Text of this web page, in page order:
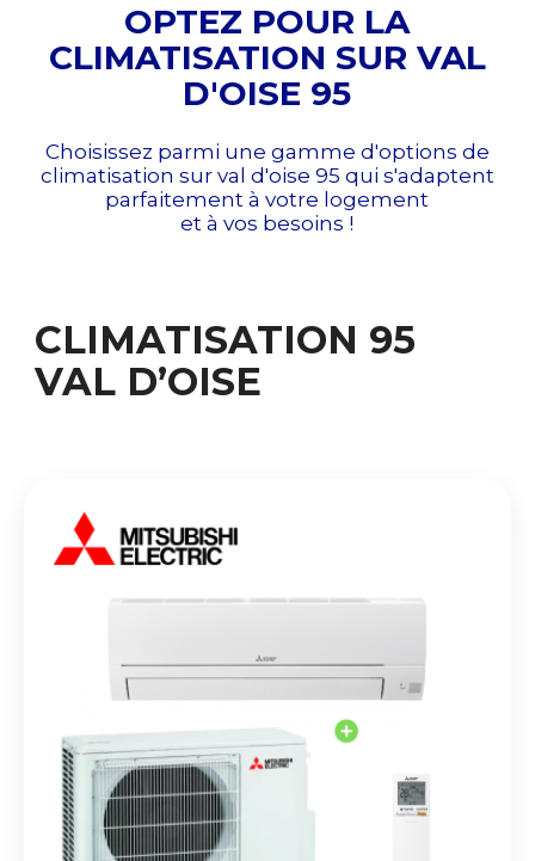
OPTEZ POUR LA
CLIMATISATION SUR VAL
D'OISE 95
Choisissez parmi une gamme d'options de
climatisation sur val d'oise 95 qui s'adaptent
parfaitement à votre logement
et à vos besoins !
CLIMATISATION 95
VAL D’OISE